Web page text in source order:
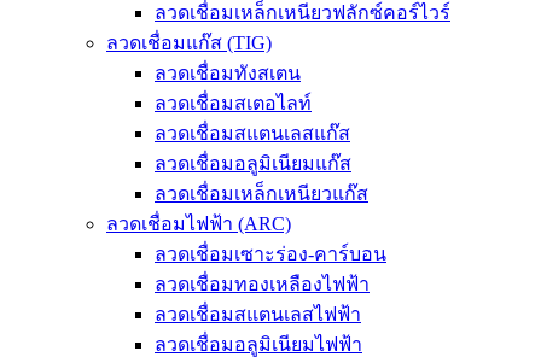
ลวดเชื่อมเหล็กเหนียวฟลักซ์คอร์ไวร์
ลวดเชื่อมแก๊ส (TIG)
ลวดเชื่อมทังสเตน
ลวดเชื่อมสเตอไลท์
ลวดเชื่อมสแตนเลสแก๊ส
ลวดเชื่อมอลูมิเนียมแก๊ส
ลวดเชื่อมเหล็กเหนียวแก๊ส
ลวดเชื่อมไฟฟ้า (ARC)
ลวดเชื่อมเซาะร่อง-คาร์บอน
ลวดเชื่อมทองเหลืองไฟฟ้า
ลวดเชื่อมสแตนเลสไฟฟ้า
ลวดเชื่อมอลูมิเนียมไฟฟ้า